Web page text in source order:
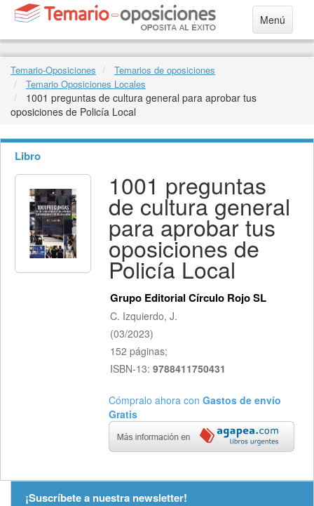
Menú
Temario-Oposiciones
Temarios de oposiciones
Temario Oposiciones Locales
1001 preguntas de cultura general para aprobar tus
oposiciones de Policía Local
Libro
1001 preguntas
de cultura general
para aprobar tus
oposiciones de
Policía Local
Grupo Editorial Círculo Rojo SL
C. Izquierdo, J.
(03/2023)
152 páginas;
ISBN-13: 9788411750431
Cómpralo ahora con Gastos de envío
Gratis
¡Suscríbete a nuestra newsletter!